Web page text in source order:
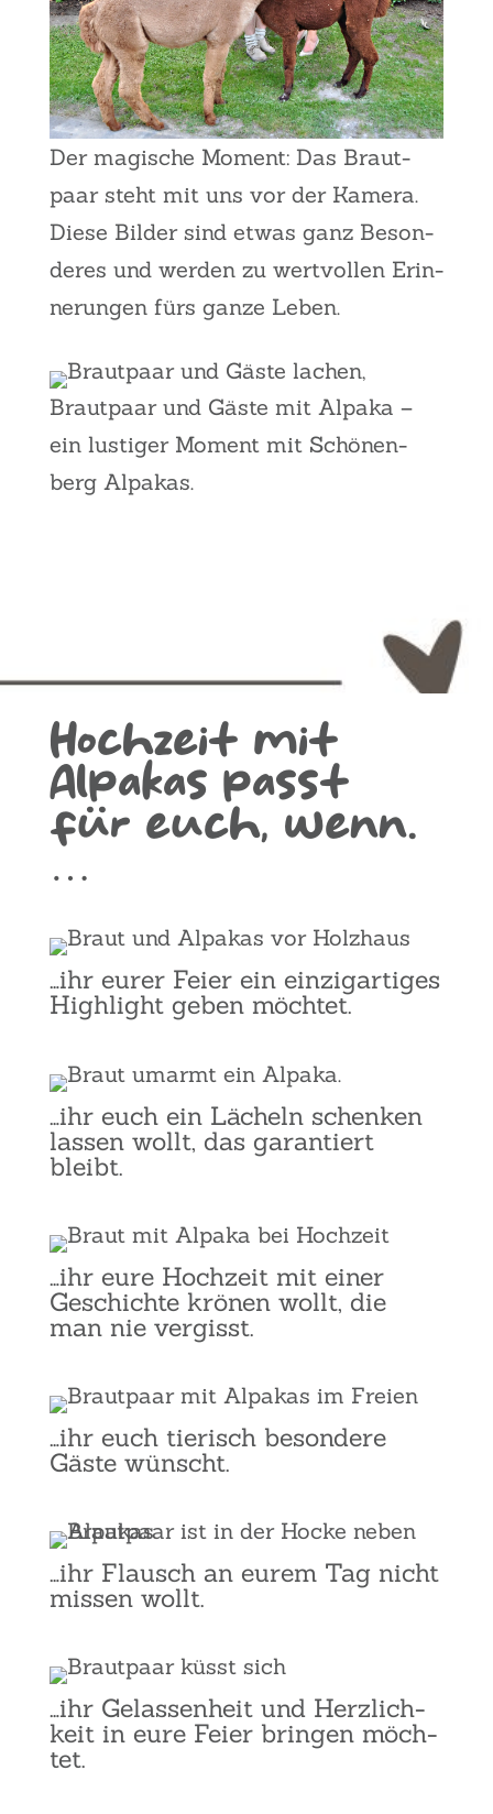
Der magi­sche Moment: Das Braut­
paar steht mit uns vor der Kame­ra.
Die­se Bil­der sind etwas ganz Beson­
de­res und wer­den zu wert­vol­len Erin­
ne­run­gen fürs gan­ze Leben.
Braut­paar und Gäs­te mit Alpa­ka –
ein lus­ti­ger Moment mit Schö­nen­
berg Alpa­kas.
Hoch­zeit mit
Alpa­kas passt
für euch, wenn.
…
…ihr eurer Fei­er ein ein­zig­ar­ti­ges
High­light geben möch­tet.
…ihr euch ein Lächeln schen­ken
las­sen wollt, das garan­tiert
bleibt.
…ihr eure Hoch­zeit mit einer
Geschich­te krö­nen wollt, die
man nie ver­gisst.
…ihr euch tie­risch beson­de­re
Gäs­te wünscht.
…ihr Flausch an eurem Tag nicht
mis­sen wollt.
…ihr Gelas­sen­heit und Herz­lich­
keit in eure Fei­er brin­gen möch­
tet.